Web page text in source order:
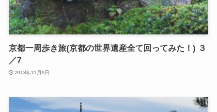
京都一周歩き旅(京都の世界遺産全て回ってみた！) ３
／7
2018年11月9日